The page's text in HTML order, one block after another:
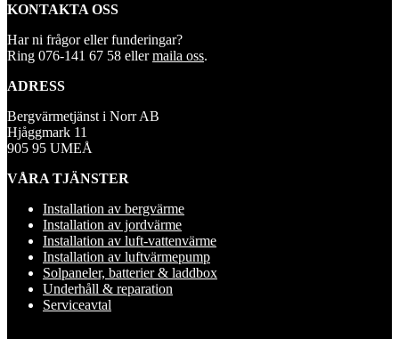
KONTAKTA OSS
Har ni frågor eller funderingar?
Ring 076-141 67 58 ellermaila oss.
ADRESS
Bergvärmetjänst i Norr AB
Hjåggmark 11
905 95 UMEÅ
VÅRA TJÄNSTER
Installation av bergvärme
Installation av jordvärme
Installation av luft-vattenvärme
Installation av luftvärmepump
Solpaneler, batterier & laddbox
Underhåll & reparation
Serviceavtal